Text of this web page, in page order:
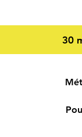
30